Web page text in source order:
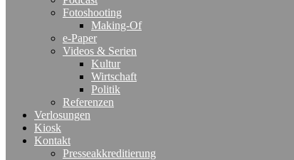
Fotoshooting
Making-Of
e-Paper
Videos & Serien
Kultur
Wirtschaft
Politik
Referenzen
Verlosungen
Kiosk
Kontakt
Presseakkreditierung